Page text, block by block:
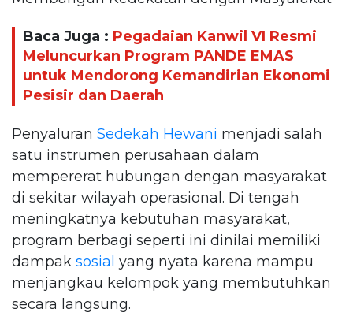
Baca Juga : Pegadaian Kanwil VI Resmi
Meluncurkan Program PANDE EMAS
untuk Mendorong Kemandirian Ekonomi
Pesisir dan Daerah
Penyaluran Sedekah Hewani menjadi salah
satu instrumen perusahaan dalam
mempererat hubungan dengan masyarakat
di sekitar wilayah operasional. Di tengah
meningkatnya kebutuhan masyarakat,
program berbagi seperti ini dinilai memiliki
dampak sosial yang nyata karena mampu
menjangkau kelompok yang membutuhkan
secara langsung.